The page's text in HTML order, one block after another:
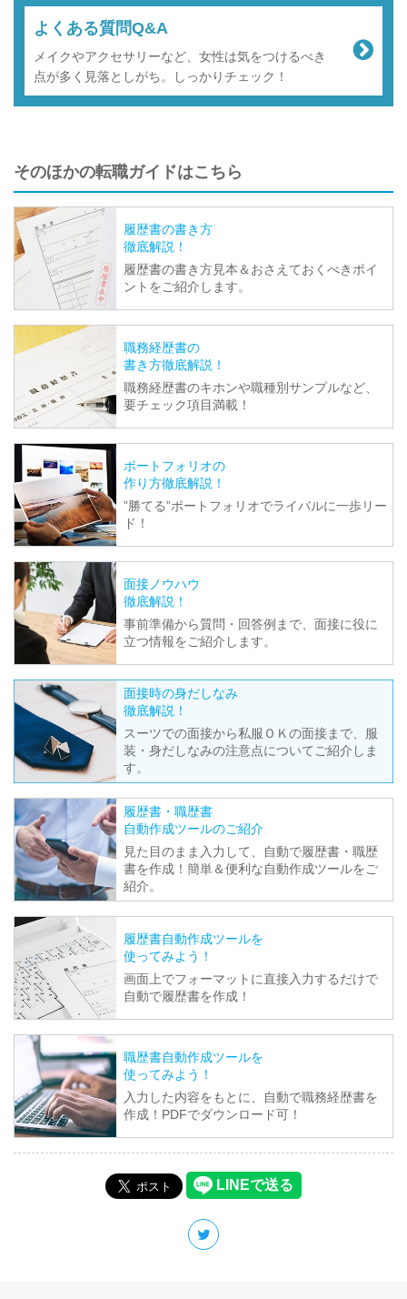
よくある質問Q&A
メイクやアクセサリーなど、女性は気をつけるべき
点が多く見落としがち。しっかりチェック！
そのほかの転職ガイドはこちら
履歴書の書き方
徹底解説！
履歴書の書き方見本＆おさえておくべきポイ
ントをご紹介します。
職務経歴書の
書き方徹底解説！
職務経歴書のキホンや職種別サンプルなど、
要チェック項目満載！
ポートフォリオの
作り方徹底解説！
”勝てる”ポートフォリオでライバルに一歩リー
ド！
面接ノウハウ
徹底解説！
事前準備から質問・回答例まで、面接に役に
立つ情報をご紹介します。
面接時の身だしなみ
徹底解説！
スーツでの面接から私服ＯＫの面接まで、服
装・身だしなみの注意点についてご紹介しま
す。
履歴書・職歴書
自動作成ツールのご紹介
見た目のまま入力して、自動で履歴書・職歴
書を作成！簡単＆便利な自動作成ツールをご
紹介。
履歴書自動作成ツールを
使ってみよう！
画面上でフォーマットに直接入力するだけで
自動で履歴書を作成！
職歴書自動作成ツールを
使ってみよう！
入力した内容をもとに、自動で職務経歴書を
作成！PDFでダウンロード可！